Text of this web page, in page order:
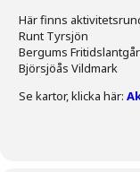
Här finns
Runt Tyrsjön
Bergums
Björsjöås Vildmark
Se kartor, klicka här: